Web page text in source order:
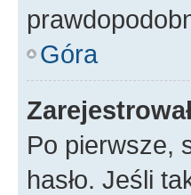
Góra
Po pierwsze,
hasło. Jeśli